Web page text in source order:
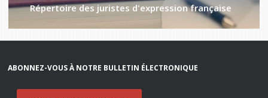
Répertoire des juristes d'expression française
ABONNEZ-VOUS À NOTRE BULLETIN ÉLECTRONIQUE